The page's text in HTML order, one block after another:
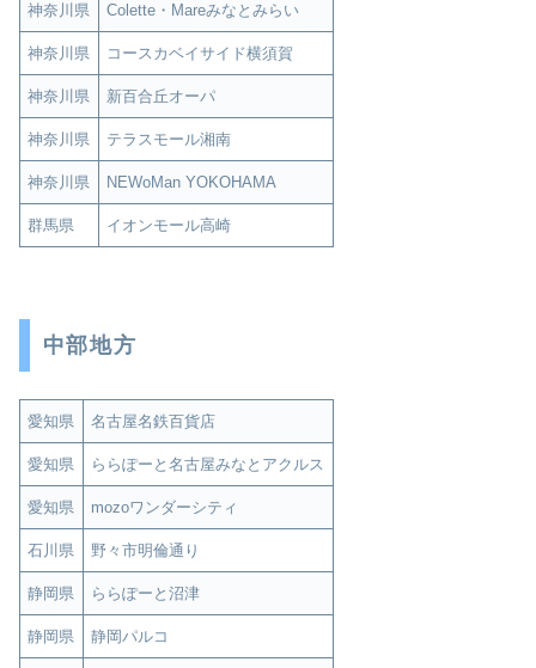
神奈川県 Colette・Mareみなとみらい
神奈川県 コースカベイサイド横須賀
神奈川県 新百合丘オーパ
神奈川県 テラスモール湘南
神奈川県 NEWoMan YOKOHAMA
群馬県 イオンモール高崎
中部地方
愛知県 名古屋名鉄百貨店
愛知県 ららぽーと名古屋みなとアクルス
愛知県 mozoワンダーシティ
石川県 野々市明倫通り
静岡県 ららぽーと沼津
静岡県 静岡パルコ